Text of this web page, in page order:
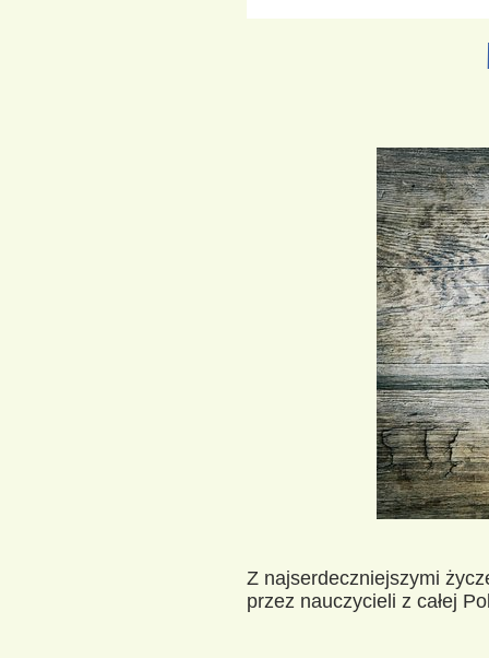
Z najserdeczniejszymi
przez nauczycieli z całej